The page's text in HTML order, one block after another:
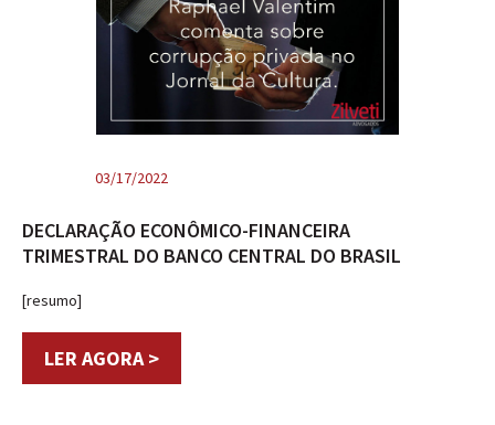
03/17/2022
DECLARAÇÃO ECONÔMICO-FINANCEIRA
TRIMESTRAL DO BANCO CENTRAL DO BRASIL
[resumo]
LER AGORA >